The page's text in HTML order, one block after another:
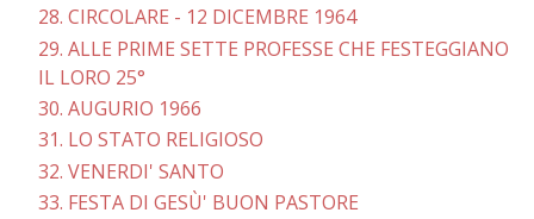
28. CIRCOLARE - 12 DICEMBRE 1964
29. ALLE PRIME SETTE PROFESSE CHE FESTEGGIANO
IL LORO 25°
30. AUGURIO 1966
31. LO STATO RELIGIOSO
32. VENERDI' SANTO
33. FESTA DI GESÙ' BUON PASTORE